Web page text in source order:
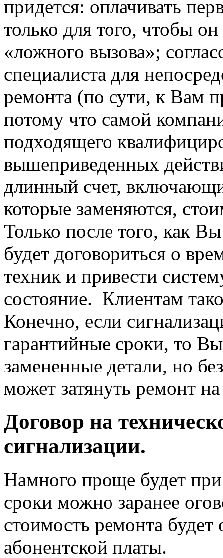
придется: оплачивать
только для того, чтобы
«ложного вызова»;
специалиста для
ремонта (по сути, к Вам
потому что самой
подходящего
вышеприведенных
длинный счет,
которые заменяются,
Только после того, как
будет договориться о
техник и привести
состояние. Клиентам
Конечно, если
гарантийные сроки, то
замененные детали, но
может затянуть ремонт
Договор на
сигнализации.
Намного проще будет
сроки можно заранее
стоимость ремонта будет
абонентской платы.